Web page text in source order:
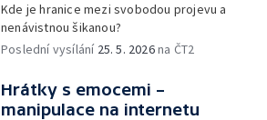
Kde je hranice mezi svobodou projevu a
nenávistnou šikanou?
Poslední vysílání 25. 5. 2026na ČT2
Hrátky s emocemi –
manipulace na internetu